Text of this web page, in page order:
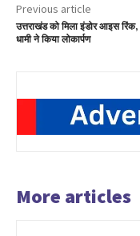
Previous article
उत्तराखंड को मिला इंडोर आइस रिंक,
धामी ने किया लोकार्पण
More articles